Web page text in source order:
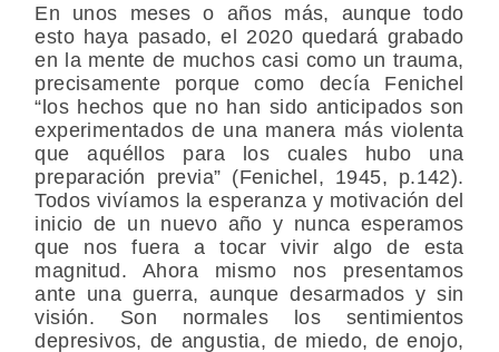
En unos meses o años más, aunque todo
esto haya pasado, el 2020 quedará grabado
en la mente de muchos casi como un trauma,
precisamente porque como decía Fenichel
“los hechos que no han sido anticipados son
experimentados de una manera más violenta
que aquéllos para los cuales hubo una
preparación previa” (Fenichel, 1945, p.142).
Todos vivíamos la esperanza y motivación del
inicio de un nuevo año y nunca esperamos
que nos fuera a tocar vivir algo de esta
magnitud. Ahora mismo nos presentamos
ante una guerra, aunque desarmados y sin
visión. Son normales los sentimientos
depresivos, de angustia, de miedo, de enojo,